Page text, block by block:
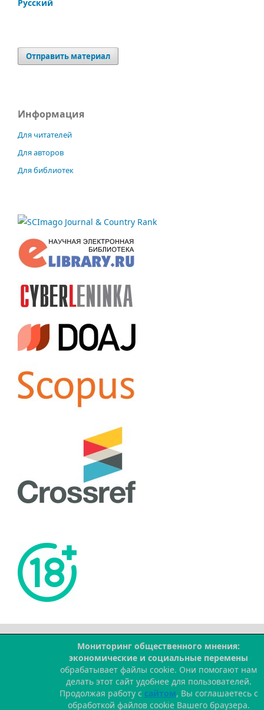
Русский
Отправить материал
Информация
Для читателей
Для авторов
Для библиотек
Мониторинг общественного мнения:
экономические и социальные перемены
обрабатывает файлы cookie. Они помогают нам
делать этот сайт удобнее для пользователей.
Продолжая работу с сайтом, Вы соглашаетесь с
обработкой файлов cookie Вашего браузера.